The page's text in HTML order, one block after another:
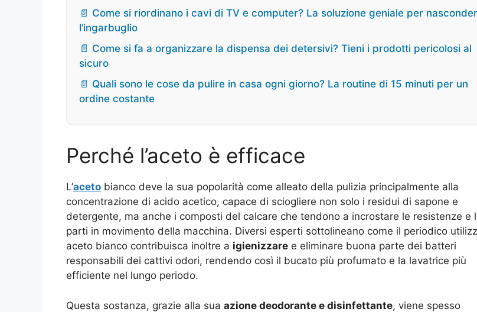
📄 Come si riordinano i cavi di TV e computer? La soluzione geniale per
l’ingarbuglio
📄 Come si fa a organizzare la dispensa dei detersivi? Tieni i prodotti pericolosi al
sicuro
📄 Quali sono le cose da pulire in casa ogni giorno? La routine di 15 minuti per un
ordine costante
Perché l’aceto è efficace
L’aceto bianco deve la sua popolarità come alleato della pulizia principalmente alla
concentrazione di acido acetico, capace di sciogliere non solo i residui di sapone e
detergente, ma anche i composti del calcare che tendono a incrostare le resistenze e
parti in movimento della macchina. Diversi esperti sottolineano come il periodico
aceto bianco contribuisca inoltre a igienizzare e eliminare buona parte dei batteri
responsabili dei cattivi odori, rendendo così il bucato più profumato e la lavatrice più
efficiente nel lungo periodo.
Questa sostanza, grazie alla sua azione deodorante e disinfettante, viene spesso